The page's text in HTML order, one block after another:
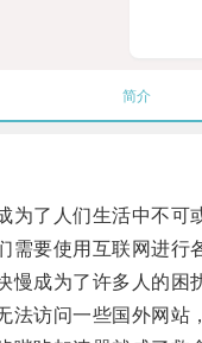
简介
了人们生活中不可或
要使用互联网进行
成为了许多人的困
访问一些国外网站